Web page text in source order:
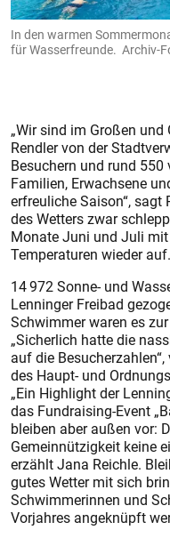
In den warmen
für Wasserfreunde. Archiv-
„Wir sind im Großen und
Rendler von der
Besuchern und rund
Familien, Erwachsene
erfreuliche Saison“, sagt
des Wetters zwar
Monate Juni und Juli
Temperaturen wieder auf.
14 972 Sonne- und
Lenninger Freibad
Schwimmer waren es
„Sicherlich hatte die
auf die
des Haupt- und
„Ein Highlight der
das Fundraising-Event
bleiben aber außen vor:
Gemeinnützigkeit keine
erzählt Jana Reichle.
gutes Wetter mit sich
Schwimmerinnen und
Vorjahres angeknüpft